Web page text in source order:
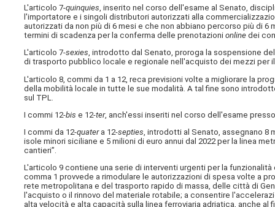
L'articolo 7-quinquies, inserito nel corso dell'esame al Senato,
l'importatore e i singoli distributori autorizzati alla
autorizzati da non più di 6 mesi e che non abbiano percorso più di
termini di scadenza per la conferma delle prenotazionionline dei
L'articolo 7-sexies, introdotto dal Senato, proroga la sospensione
di trasporto pubblico locale e regionale nell'acquisto dei mezzi per
L'articolo 8, commi da 1 a 12, reca previsioni volte a migliorare la
della mobilità locale in tutte le sue modalità. A tal fine sono
sul TPL.
I commi 12-bis e 12-ter, anch'essi inseriti nel corso dell'esame
I commi da 12-quatera 12-septies, introdotti al Senato, assegnano 8
isole minori siciliane e 5 milioni di euro annui dal 2022 per la linea
cantieri”.
L'articolo 9 contiene una serie di interventi urgenti per la
comma 1 provvede a rimodulare le autorizzazioni di spesa volte a
rete metropolitana e del trasporto rapido di massa, delle città di
l'acquisto o il rinnovo del materiale rotabile; a consentire
alta velocità e alta capacità sulla linea ferroviaria adriatica, anche